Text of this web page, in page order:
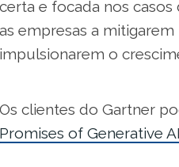
certa e focada nos
as empresas a
impulsionarem o
Os clientes do Gartner
Promises of Generative AI